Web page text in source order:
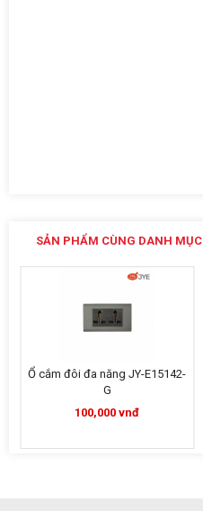
SẢN PHẨM CÙNG DANH MỤC
Ổ cắm đôi đa năng JY-E15142-
G
100,000 vnđ